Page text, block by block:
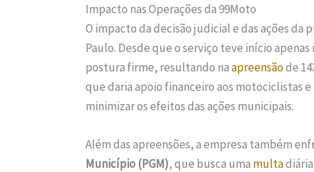
Impacto nas Operações da 99Moto
O impacto da decisão judicial e das ações
Paulo. Desde que o serviço teve início
postura firme, resultando naapreensãode
que daria apoio financeiro aos motociclistas
minimizar os efeitos das ações municipais.
Além das apreensões, a empresa também
Município (PGM), que busca uma multa